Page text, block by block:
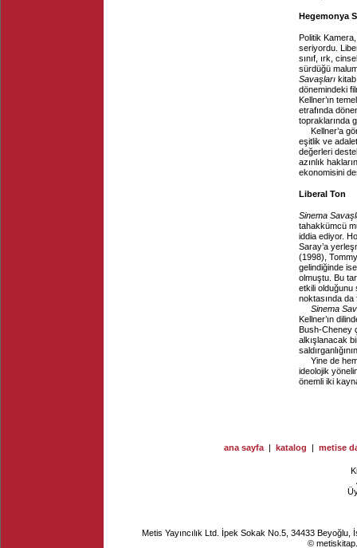
Hegemonya
Politik
seriyordu.
sınıf, ırk,
sürdüğü
Savaşları
dönemindeki
Kellner’ın
etrafında
topraklarında
Kellner’a
eşitlik ve
değerleri
azınlık
ekonomisini
Liberal Ton
Sinema
tahakkümcü
iddia ediyor.
Saray’a
(1998),
gelindiğinde
olmuştu. Bu
etkili olduğunu
noktasında da
Sinema
Kellner’ın
Bush-Cheney
alkışlanacak
Yine de
ideolojik
önemli iki
ana sayfa | katalog | metise
Metis Yayıncılık Ltd. İpek Sokak No.5, 34433
©